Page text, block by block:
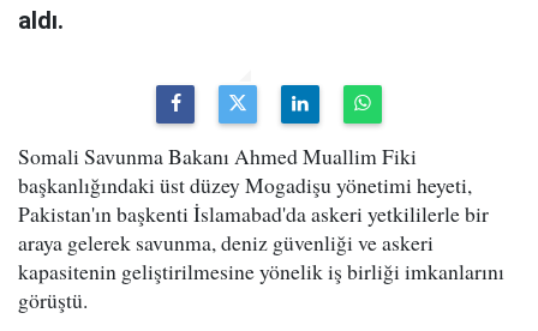
aldı.
Somali Savunma Bakanı Ahmed Muallim Fiki
başkanlığındaki üst düzey Mogadişu yönetimi heyeti,
Pakistan'ın başkenti İslamabad'da askeri yetkililerle bir
araya gelerek savunma, deniz güvenliği ve askeri
kapasitenin geliştirilmesine yönelik iş birliği imkanlarını
görüştü.